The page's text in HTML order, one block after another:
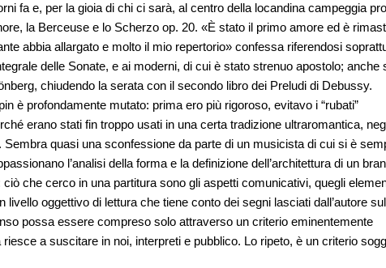
fa e, per la gioia di chi ci sarà, al centro della locandina campeggia
la Berceuse e lo Scherzo op. 20. «È stato il primo amore ed è
abbia allargato e molto il mio repertorio» confessa riferendosi
delle Sonate, e ai moderni, di cui è stato strenuo apostolo; anche
chiudendo la serata con il secondo libro dei Preludi di Debussy.
è profondamente mutato: prima ero più rigoroso, evitavo i “rubati”
erano stati fin troppo usati in una certa tradizione ultraromantica,
quasi una sconfessione da parte di un musicista di cui si è
l’analisi della forma e la definizione dell’architettura di un
che cerco in una partitura sono gli aspetti comunicativi, quegli
livello oggettivo di lettura che tiene conto dei segni lasciati dall’autore sul
possa essere compreso solo attraverso un criterio eminentemente
a suscitare in noi, interpreti e pubblico. Lo ripeto, è un criterio